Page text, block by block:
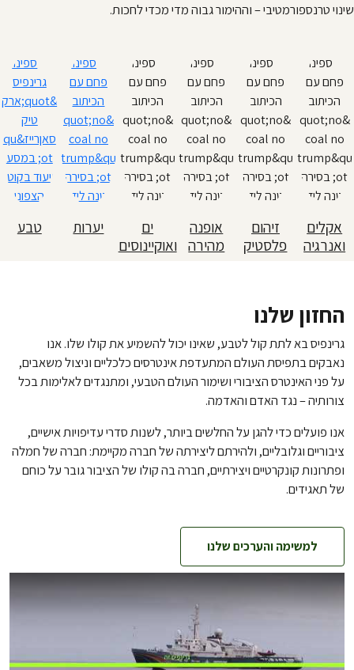
שינוי טרנספורמטיבי – וההימור גבוה מדי מכדי לחכות.
אקלים
ואנרגיה
זיהום
פלסטיק
אופנה
מהירה
ים
ואוקיינוסים
יערות טבע
החזון שלנו
גרינפיס בא לתת קול לטבע, שאינו יכול להשמיע את קולו שלו. אנו
נאבקים בתפיסת העולם המתעדפת אינטרסים כלכליים וניצול משאבים,
על פני האינטרס הציבורי ושימור העולם הטבעי, ומתנגדים לאלימות בכל
צורותיה – נגד האדם והאדמה.
אנו פועלים כדי להגן על החלשים ביותר, לשנות סדרי עדיפויות אישיים,
ציבוריים וגלובליים, ולהירתם ליצירתה של חברה מקיימת: חברה של חמלה
ופתרונות קונקרטיים ויצירתיים, חברה בה קולו של הציבור גובר על כוחם
של תאגידים.
למשימה והערכים שלנו